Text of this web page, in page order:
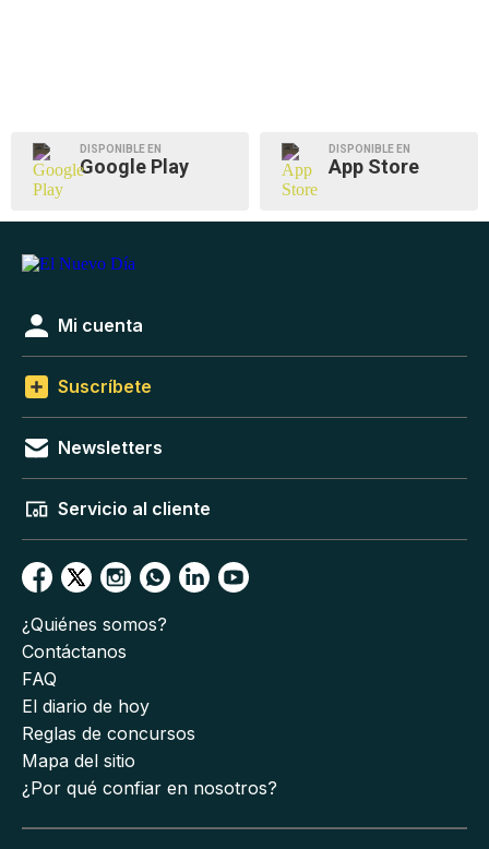
DISPONIBLE EN
Google Play
DISPONIBLE EN
App Store
Mi cuenta
Suscríbete
Newsletters
Servicio al cliente
¿Quiénes somos?
Contáctanos
FAQ
El diario de hoy
Reglas de concursos
Mapa del sitio
¿Por qué confiar en nosotros?